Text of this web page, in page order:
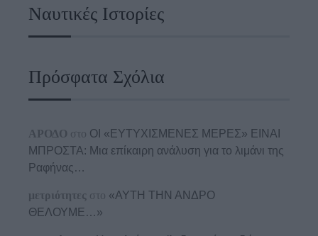
Ναυτικές Ιστορίες
Πρόσφατα Σχόλια
ΑΡΟΔΟ στο ΟΙ «ΕΥΤΥΧΙΣΜΕΝΕΣ ΜΕΡΕΣ» ΕΙΝΑΙ
ΜΠΡΟΣΤΑ: Μια επίκαιρη ανάλυση για το λιμάνι της
Ραφήνας…
μετριότητες στο «ΑΥΤΗ ΤΗΝ ΑΝΔΡΟ
ΘΕΛΟΥΜΕ…»